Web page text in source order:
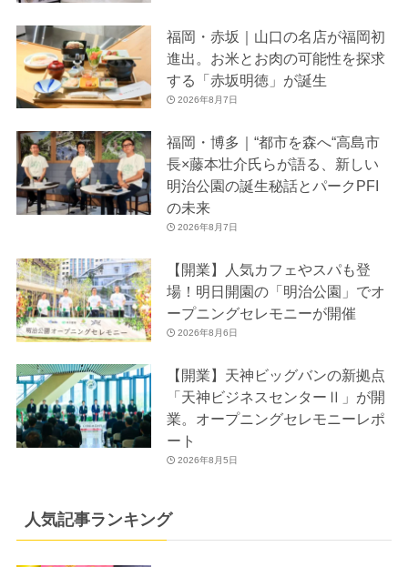
福岡・赤坂｜山口の名店が福岡初
進出。お米とお肉の可能性を探求
する「赤坂明徳」が誕生
2026年8月7日
福岡・博多｜“都市を森へ“高島市
長×藤本壮介氏らが語る、新しい
明治公園の誕生秘話とパークPFI
の未来
2026年8月7日
【開業】人気カフェやスパも登
場！明日開園の「明治公園」でオ
ープニングセレモニーが開催
2026年8月6日
【開業】天神ビッグバンの新拠点
「天神ビジネスセンターⅡ」が開
業。オープニングセレモニーレポ
ート
2026年8月5日
人気記事ランキング